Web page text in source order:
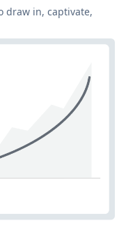
draw in, captivate,